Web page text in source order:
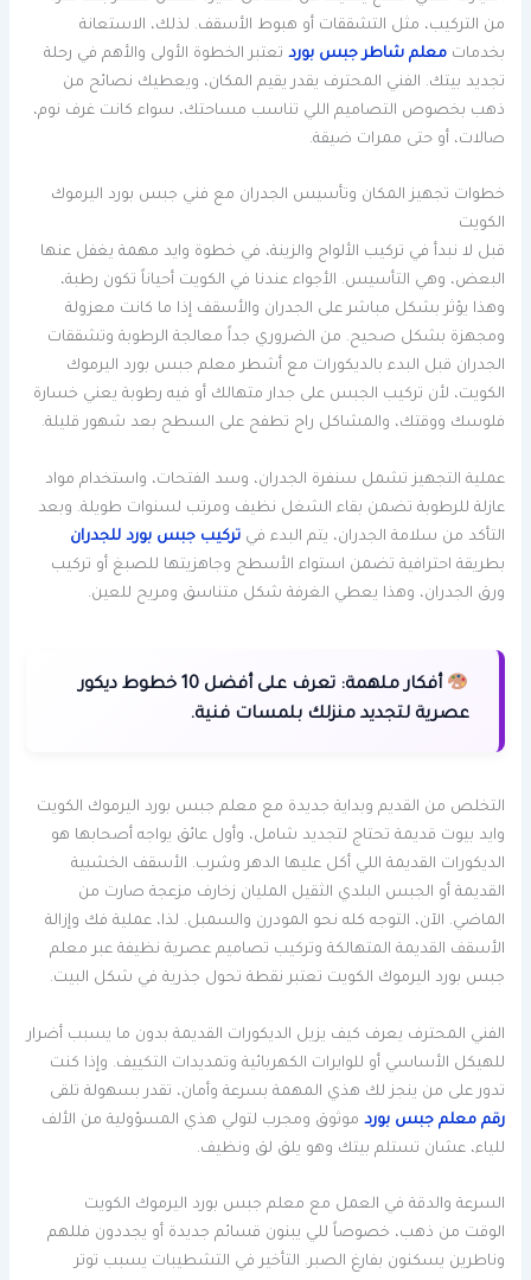
من التركيب، مثل التشققات أو هبوط الأسقف. لذلك، الاستعانة
بخدماتمعلم شاطر جبس بورد تعتبر الخطوة الأولى والأهم في رحلة
تجديد بيتك. الفني المحترف يقدر يقيم المكان، ويعطيك نصائح من
ذهب بخصوص التصاميم اللي تناسب مساحتك، سواء كانت غرف نوم،
صالات، أو حتى ممرات ضيقة.
خطوات تجهيز المكان وتأسيس الجدران مع فني جبس بورد اليرموك
الكويت
قبل لا نبدأ في تركيب الألواح والزينة، في خطوة وايد مهمة يغفل عنها
البعض، وهي التأسيس. الأجواء عندنا في الكويت أحياناً تكون رطبة،
وهذا يؤثر بشكل مباشر على الجدران والأسقف إذا ما كانت معزولة
ومجهزة بشكل صحيح. من الضروري جداً معالجة الرطوبة وتشققات
الجدران قبل البدء بالديكورات مع أشطر معلم جبس بورد اليرموك
الكويت، لأن تركيب الجبس على جدار متهالك أو فيه رطوبة يعني خسارة
فلوسك ووقتك، والمشاكل راح تطفح على السطح بعد شهور قليلة.
عملية التجهيز تشمل سنفرة الجدران، وسد الفتحات، واستخدام مواد
عازلة للرطوبة تضمن بقاء الشغل نظيف ومرتب لسنوات طويلة. وبعد
التأكد من سلامة الجدران، يتم البدء فيتركيب جبس بورد للجدران
بطريقة احترافية تضمن استواء الأسطح وجاهزيتها للصبغ أو تركيب
ورق الجدران، وهذا يعطي الغرفة شكل متناسق ومريح للعين.
أفكار ملهمة:
تعرف على أفضل 10 خطوط ديكور
عصرية لتجديد منزلك بلمسات فنية.
التخلص من القديم وبداية جديدة مع معلم جبس بورد اليرموك الكويت
وايد بيوت قديمة تحتاج لتجديد شامل، وأول عائق يواجه أصحابها هو
الديكورات القديمة اللي أكل عليها الدهر وشرب. الأسقف الخشبية
القديمة أو الجبس البلدي الثقيل المليان زخارف مزعجة صارت من
الماضي. الآن، التوجه كله نحو المودرن والسمبل. لذا، عملية فك وإزالة
الأسقف القديمة المتهالكة وتركيب تصاميم عصرية نظيفة عبر معلم
جبس بورد اليرموك الكويت تعتبر نقطة تحول جذرية في شكل البيت.
الفني المحترف يعرف كيف يزيل الديكورات القديمة بدون ما يسبب أضرار
للهيكل الأساسي أو للوايرات الكهربائية وتمديدات التكييف. وإذا كنت
تدور على من ينجز لك هذي المهمة بسرعة وأمان، تقدر بسهولة تلقى
رقم معلم جبس بورد موثوق ومجرب لتولي هذي المسؤولية من الألف
للياء، عشان تستلم بيتك وهو يلق لق ونظيف.
السرعة والدقة في العمل مع معلم جبس بورد اليرموك الكويت
الوقت من ذهب، خصوصاً للي يبنون قسائم جديدة أو يجددون فللهم
وناطرين يسكنون بفارغ الصبر. التأخير في التشطيبات يسبب توتر